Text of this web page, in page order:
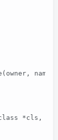
name) ;
*cls,